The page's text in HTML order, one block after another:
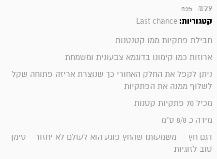
₪35 ₪29
קטגוריות: Last chance
חבילת פתקיות ממו קטנטנות
ארוזות כמו קימונו בדוגמא צבעונית ומשמחת
ניתן לקפל את החלק האחורי כך שנוצרת אריזה פתוחה שקל
לשלוף ממנה את הפתקיות
מכיל 70 פתקיות קטנות
מידה כ 8/8 ס"מ
דגם חץ – משמעותו שהחץ פוגע הוא לעולם לא יחזור – סימן
טוב לזוגיות